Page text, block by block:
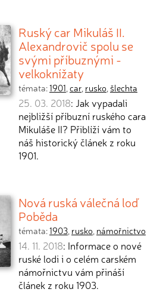
Ruský car Mikuláš II.
Alexandrovič spolu se
svými příbuznými -
velkoknížaty
témata:1901,car, rusko, šlechta
25. 03. 2018: Jak vypadali
nejbližší příbuzní ruského cara
Mikuláše II? Přiblíží vám to
náš historický článek z roku
1901.
Nová ruská válečná loď
Poběda
témata:1903, rusko, námořnictvo
14. 11. 2018: Informace o nové
ruské lodi i o celém carském
námořnictvu vám přináší
článek z roku 1903.